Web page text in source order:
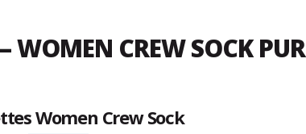
CREW SOCK
Women Crew Sock